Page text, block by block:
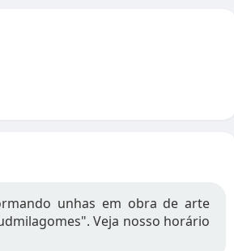
unhas em obra de arte
Veja nosso horário